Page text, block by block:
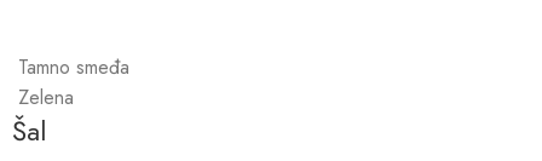
Tamno smeđa
Zelena
Šal